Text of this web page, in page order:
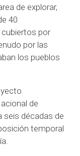
de explorar,
40
por
por las
los pueblos
de
seis décadas de
temporal